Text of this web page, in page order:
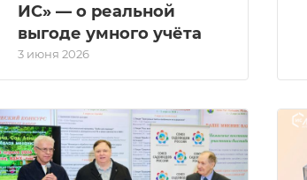
ИС» — о реальной
выгоде умного учёта
3 июня 2026